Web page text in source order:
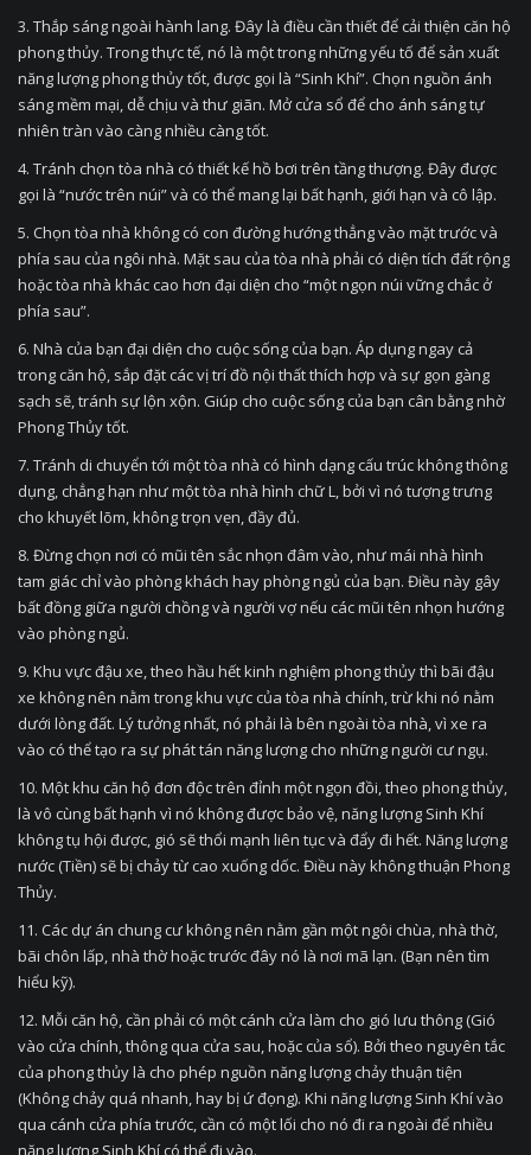
3. Thắp sáng ngoài hành lang. Đây là điều cần thiết để cải thiện căn hộ
phong thủy. Trong thực tế, nó là một trong những yếu tố để sản xuất
năng lượng phong thủy tốt, được gọi là “Sinh Khí”. Chọn nguồn ánh
sáng mềm mại, dễ chịu và thư giãn. Mở cửa sổ để cho ánh sáng tự
nhiên tràn vào càng nhiều càng tốt.
4. Tránh chọn tòa nhà có thiết kế hồ bơi trên tầng thượng. Đây được
gọi là “nước trên núi” và có thể mang lại bất hạnh, giới hạn và cô lập.
5. Chọn tòa nhà không có con đường hướng thẳng vào mặt trước và
phía sau của ngôi nhà. Mặt sau của tòa nhà phải có diện tích đất rộng
hoặc tòa nhà khác cao hơn đại diện cho “một ngọn núi vững chắc ở
phía sau”.
6. Nhà của bạn đại diện cho cuộc sống của bạn. Áp dụng ngay cả
trong căn hộ, sắp đặt các vị trí đồ nội thất thích hợp và sự gọn gàng
sạch sẽ, tránh sự lộn xộn. Giúp cho cuộc sống của bạn cân bằng nhờ
Phong Thủy tốt.
7. Tránh di chuyển tới một tòa nhà có hình dạng cấu trúc không thông
dụng, chẳng hạn như một tòa nhà hình chữ L, bởi vì nó tượng trưng
cho khuyết lõm, không trọn vẹn, đầy đủ.
8. Đừng chọn nơi có mũi tên sắc nhọn đâm vào, như mái nhà hình
tam giác chỉ vào phòng khách hay phòng ngủ của bạn. Điều này gây
bất đồng giữa người chồng và người vợ nếu các mũi tên nhọn hướng
vào phòng ngủ.
9. Khu vực đậu xe, theo hầu hết kinh nghiệm phong thủy thì bãi đậu
xe không nên nằm trong khu vực của tòa nhà chính, trừ khi nó nằm
dưới lòng đất. Lý tưởng nhất, nó phải là bên ngoài tòa nhà, vì xe ra
vào có thể tạo ra sự phát tán năng lượng cho những người cư ngụ.
10. Một khu căn hộ đơn độc trên đỉnh một ngọn đồi, theo phong thủy,
là vô cùng bất hạnh vì nó không được bảo vệ, năng lượng Sinh Khí
không tụ hội được, gió sẽ thổi mạnh liên tục và đẩy đi hết. Năng lượng
nước (Tiền) sẽ bị chảy từ cao xuống dốc. Điều này không thuận Phong
Thủy.
11. Các dự án chung cư không nên nằm gần một ngôi chùa, nhà thờ,
bãi chôn lấp, nhà thờ hoặc trước đây nó là nơi mã lạn. (Bạn nên tìm
hiểu kỹ).
12. Mỗi căn hộ, cần phải có một cánh cửa làm cho gió lưu thông (Gió
vào cửa chính, thông qua cửa sau, hoặc của sổ). Bởi theo nguyên tắc
của phong thủy là cho phép nguồn năng lượng chảy thuận tiện
(Không chảy quá nhanh, hay bị ứ đọng). Khi năng lượng Sinh Khí vào
qua cánh cửa phía trước, cần có một lối cho nó đi ra ngoài để nhiều
năng lượng Sinh Khí có thể đi vào.